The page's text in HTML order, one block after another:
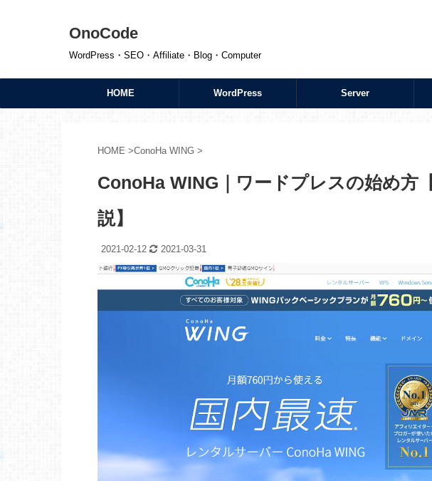
OnoCode
WordPress・SEO・Affiliate・Blog・Computer
HOME WordPress Server
HOME >ConoHa WING >
ConoHa WING｜ワードプレスの始め方
説】
2021-02-12 2021-03-31